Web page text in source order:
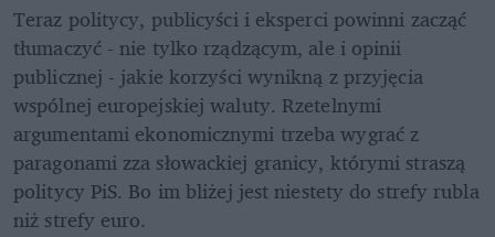
Teraz politycy, publicyści i eksperci powinni zacząć
tłumaczyć - nie tylko rządzącym, ale i opinii
publicznej - jakie korzyści wynikną z przyjęcia
wspólnej europejskiej waluty. Rzetelnymi
argumentami ekonomicznymi trzeba wygrać z
paragonami zza słowackiej granicy, którymi straszą
politycy PiS. Bo im bliżej jest niestety do strefy rubla
niż strefy euro.